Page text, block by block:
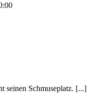
seinen Schmuseplatz. [...]